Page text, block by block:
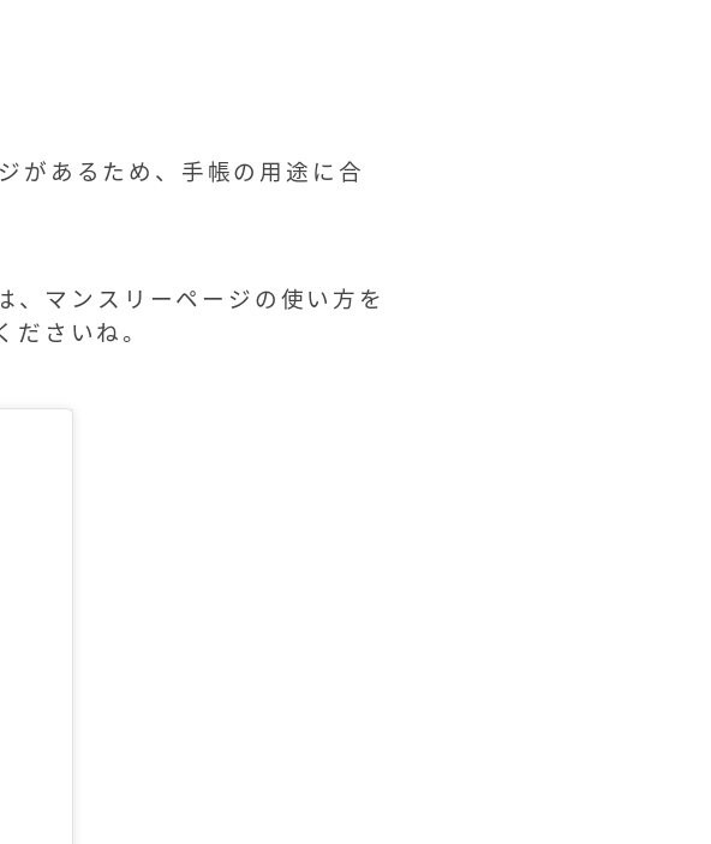
があるため、手帳の用途に合
、マンスリーページの使い方を
さいね。